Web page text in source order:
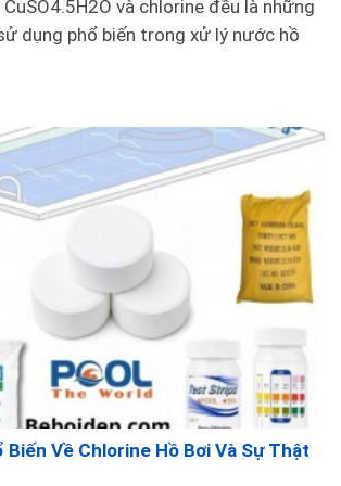
nước.
bị các móc nhỏ để thuận tiện
và các vật thể nhỏ từ bề mặt
tiện để làm sạch bề mặt nước
thể lạ.
chuyên phân phối sào nhôm vệ
với nhiều kích thước đa dạng từ
9m... phù hợp với nhiều nhu cầu
hàng.
25cm:
và chlorine đều là những
dụng phổ biến trong xử lý nước hồ
Biến Về Chlorine Hồ Bơi Và Sự Thật